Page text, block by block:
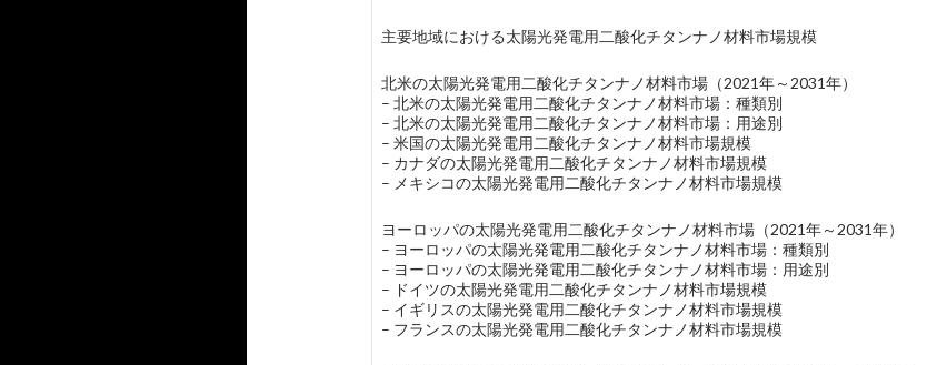
主要地域における太陽光発電用二酸化チタンナノ材料市場規模
北米の太陽光発電用二酸化チタンナノ材料市場（2021年～2031年）
– 北米の太陽光発電用二酸化チタンナノ材料市場：種類別
– 北米の太陽光発電用二酸化チタンナノ材料市場：用途別
– 米国の太陽光発電用二酸化チタンナノ材料市場規模
– カナダの太陽光発電用二酸化チタンナノ材料市場規模
– メキシコの太陽光発電用二酸化チタンナノ材料市場規模
ヨーロッパの太陽光発電用二酸化チタンナノ材料市場（2021年～2031年）
– ヨーロッパの太陽光発電用二酸化チタンナノ材料市場：種類別
– ヨーロッパの太陽光発電用二酸化チタンナノ材料市場：用途別
– ドイツの太陽光発電用二酸化チタンナノ材料市場規模
– イギリスの太陽光発電用二酸化チタンナノ材料市場規模
– フランスの太陽光発電用二酸化チタンナノ材料市場規模